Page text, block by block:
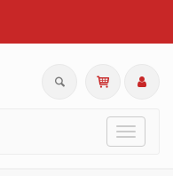
Toggle